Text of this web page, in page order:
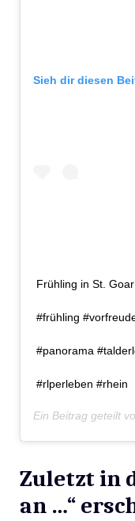
Sieh dir diesen
Frühling in St.
#frühling
#panorama
#rlperleben #rhein
Ein Beitrag geteilt
Zuletzt in
an …“